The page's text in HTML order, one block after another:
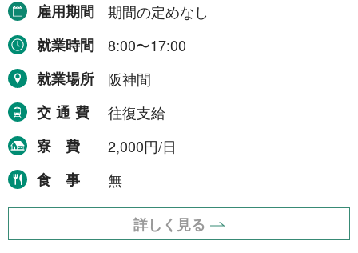
期間の定めなし
職種から探す
建設・土木・電気工事
配送・輸送・機械運転等
警備
清掃・洗浄
雇用期間
期間の定めなし
就業時間
8:00〜17:00
就業場所
阪神間
交通費
往復支給
寮費
2,000円/日
食事
無
詳しく見る